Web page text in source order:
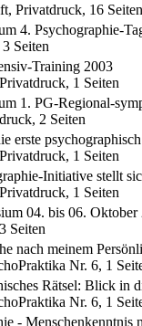
Privatdruck, 16 Seiten
4. Psychographie-
Seiten
Training 2003
1 Seiten
1. PG-Regional-
2 Seiten
erste
1 Seiten
Initiative stellt
1 Seiten
04. bis 06. Oktober
Seiten
nach meinem
Nr. 6, 1
Rätsel: Blick in
Nr. 6, 1
- Menschenkenntnis